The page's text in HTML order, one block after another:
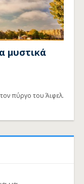
μυστικά
πύργο του Άιφελ.